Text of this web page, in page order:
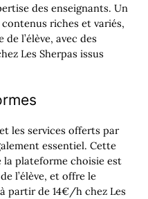
des enseignants. Un
riches et variés,
l’élève, avec des
Les Sherpas issus
les services offerts par
essentiel. Cette
la plateforme choisie est
l’élève, et offre le
partir de 14€/h chez Les